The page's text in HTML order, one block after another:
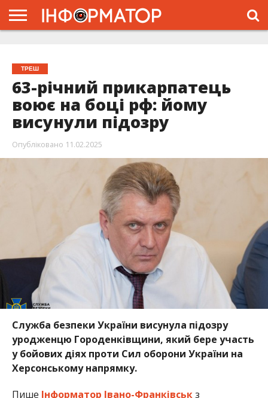
ТРЕШ
63-річний прикарпатець
воює на боці рф: йому
висунули підозру
Опубліковано 11.02.2025
Служба безпеки України висунула підозру
уродженцю Городенківщини, який бере участь
у бойових діях проти Сил оборони України на
Херсонському напрямку.
Пише Інформатор Івано-Франківськз